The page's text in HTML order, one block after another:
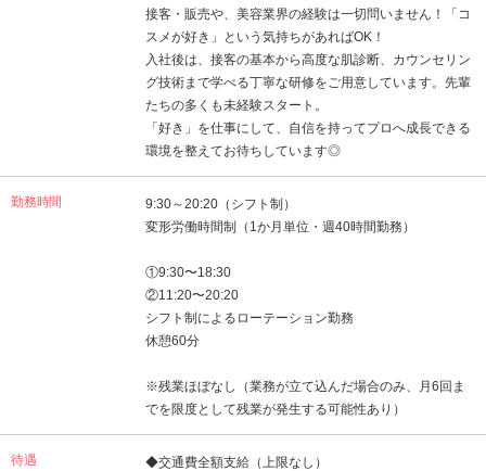
接客・販売や、美容業界の経験は一切問いません！「コ
スメが好き」という気持ちがあればOK！
入社後は、接客の基本から高度な肌診断、カウンセリン
グ技術まで学べる丁寧な研修をご用意しています。先輩
たちの多くも未経験スタート。
「好き」を仕事にして、自信を持ってプロへ成長できる
環境を整えてお待ちしています◎
勤務時間
9:30～20:20（シフト制）
変形労働時間制（1か月単位・週40時間勤務）
①9:30〜18:30
②11:20〜20:20
シフト制によるローテーション勤務
休憩60分
※残業ほぼなし（業務が立て込んだ場合のみ、月6回ま
でを限度として残業が発生する可能性あり）
待遇
◆交通費全額支給（上限なし）